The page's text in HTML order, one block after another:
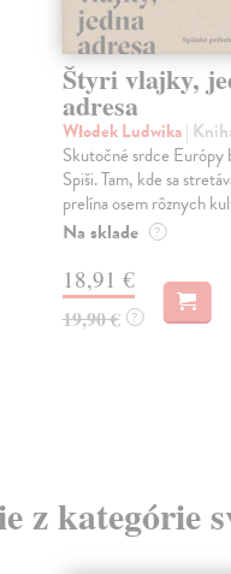
Štyri vlajky,
adresa
Włodek Ludwika|
Skutočné srdce Európy
Spiši. Tam, kde sa
prelína osem rôznych
Na sklade ?
18,91 €
19,90 € ?
z kategórie